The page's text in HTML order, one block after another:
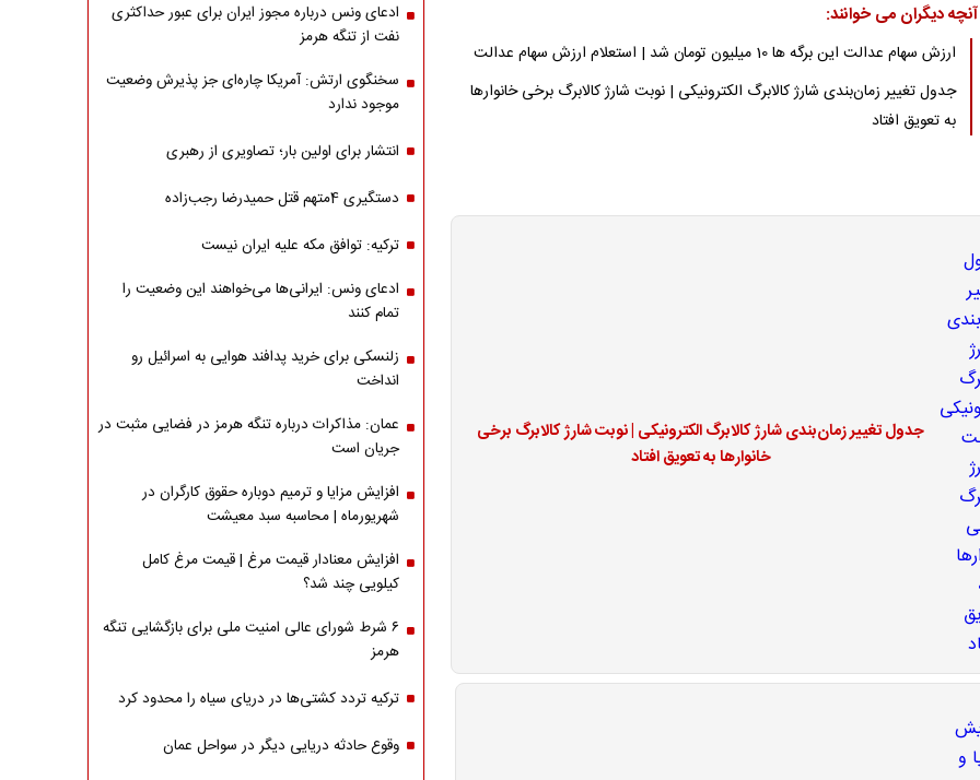
آنچه دیگران می خوانند:
ارزش سهام عدالت این برگه ها 10 میلیون تومان شد | استعلام ارزش سهام عدالت
جدول تغییر زمان‌بندی شارژ کالابرگ الکترونیکی | نوبت شارژ کالابرگ برخی خانوارها
به تعویق افتاد
جدول تغییر زمان‌بندی شارژ کالابرگ الکترونیکی | نوبت شارژ کالابرگ برخی
خانوارها به تعویق افتاد
ادعای ونس درباره مجوز ایران برای عبور حداکثری
نفت از تنگه هرمز
سخنگوی ارتش: آمریکا چاره‌ای جز پذیرش وضعیت
موجود ندارد
انتشار برای اولین بار؛ تصاویری از رهبری
دستگیری 4متهم قتل حمیدرضا رجب‌زاده
ترکیه: توافق مکه علیه ایران نیست
ادعای ونس: ایرانی‌ها می‌خواهند این وضعیت را
تمام کنند
زلنسکی برای خرید پدافند هوایی به اسرائیل رو
انداخت
عمان: مذاکرات درباره تنگه هرمز در فضایی مثبت در
جریان است
افزایش مزایا و ترمیم دوباره حقوق کارگران در
شهریورماه | محاسبه سبد معیشت
افزایش معنادار قیمت مرغ | قیمت مرغ کامل
کیلویی چند شد؟
۶ شرط شورای عالی امنیت ملی برای بازگشایی تنگه
هرمز
ترکیه تردد کشتی‌ها در دریای سیاه را محدود کرد
وقوع حادثه دریایی دیگر در سواحل عمان